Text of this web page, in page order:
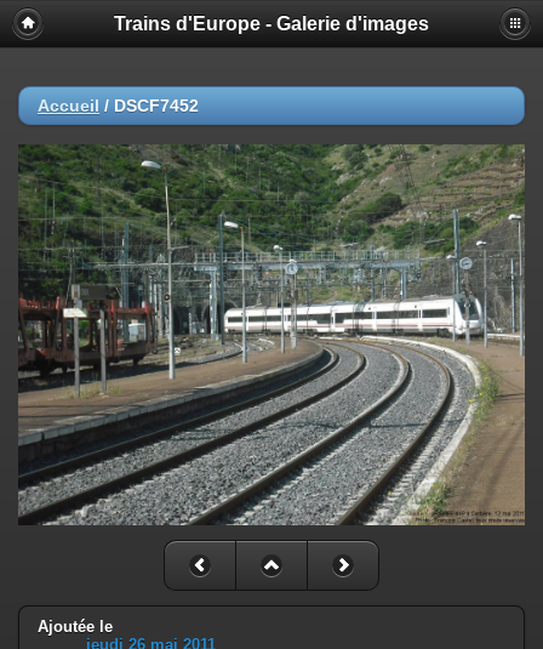
Trains d'Europe - Galerie d'images
Accueil / DSCF7452
Ajoutée le
jeudi 26 mai 2011